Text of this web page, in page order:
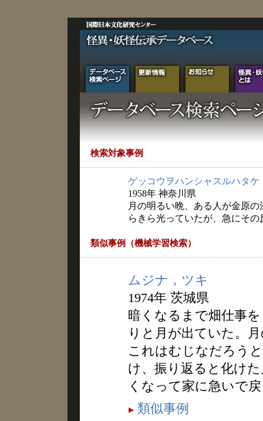
検索対象事例
ゲッコウヲハンシャスルハタケ
1958年 神奈川県
月の明るい晩、ある人が金原
らきら光っていたが、急にそ
類似事例（機械学習検索）
ムジナ，ツキ
1974年 茨城県
暗くなるまで畑仕事
りと月が出ていた。
これはむじなだろう
け、振り返ると化け
くなって家に急いで
類似事例